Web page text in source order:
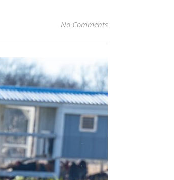
No Comments